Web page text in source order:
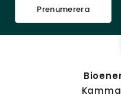
Prenumerera